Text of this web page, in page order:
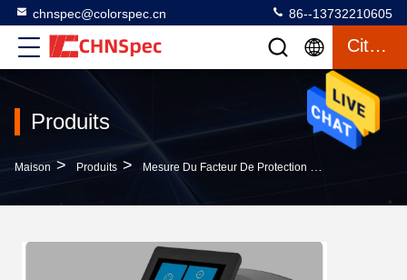
chnspec@colorspec.cn 86--13732210605
Citation
Produits
Maison > Produits > Mesure Du Facteur De Protection Solaire